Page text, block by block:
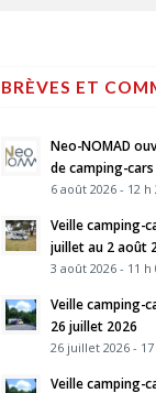
BRÈVES ET
Neo-NOMAD
de camping-
6 août 2026 - 12 h
Veille camping-
juillet au 2 août
3 août 2026 - 11 h
Veille camping-
26 juillet 2026
26 juillet 2026 -
Veille camping-